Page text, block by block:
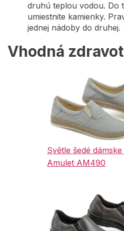
druhú teplou vodou. Do
umiestnite kamienky.
jednej nádoby do druhej.
Vhodná
Světle šedé
Amulet AM490